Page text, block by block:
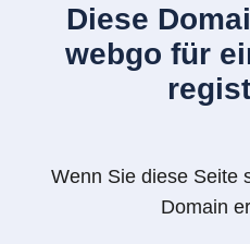
Diese
webgo für
Wenn Sie diese Seite
Domain